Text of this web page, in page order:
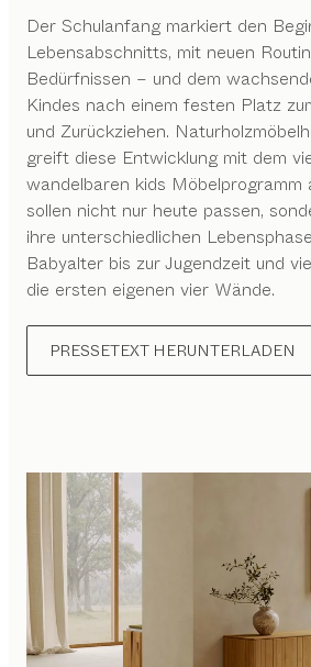
Der Schulanfang markiert den
Lebensabschnitts, mit neuen
Bedürfnissen – und dem
Kindes nach einem festen Platz
und Zurückziehen.
greift diese Entwicklung mit dem
wandelbaren kids Möbelprogramm
sollen nicht nur heute passen,
ihre unterschiedlichen
Babyalter bis zur Jugendzeit und
die ersten eigenen vier Wände.
PRESSETEXT HERUNTERLADEN